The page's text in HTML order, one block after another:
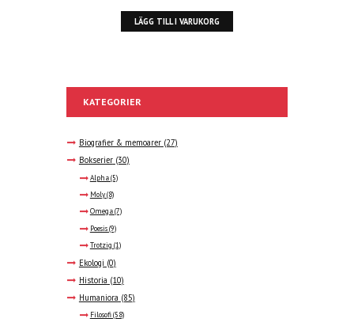
LÄGG TILL I VARUKORG
KATEGORIER
Biografier & memoarer (27)
Bokserier (30)
Alpha(5)
Moly(8)
Omega(7)
Poesis(9)
Trotzig (1)
Ekologi (0)
Historia (10)
Humaniora (85)
Filosofi(58)